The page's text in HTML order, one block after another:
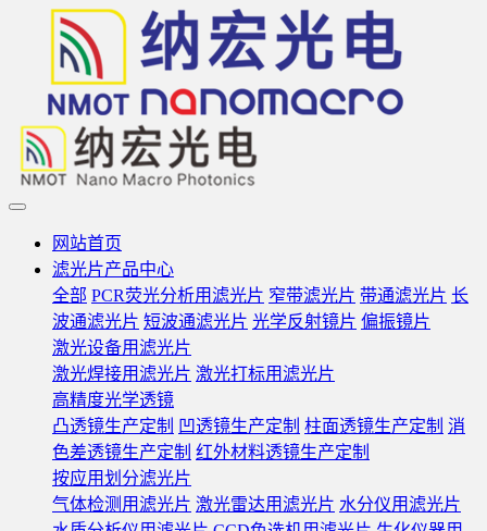
网站首页
滤光片产品中心
全部 PCR荧光分析用滤光片 窄带滤光片 带通滤光片 长
波通滤光片 短波通滤光片 光学反射镜片 偏振镜片
激光设备用滤光片
激光焊接用滤光片 激光打标用滤光片
高精度光学透镜
凸透镜生产定制 凹透镜生产定制 柱面透镜生产定制 消
色差透镜生产定制 红外材料透镜生产定制
按应用划分滤光片
气体检测用滤光片 激光雷达用滤光片 水分仪用滤光片